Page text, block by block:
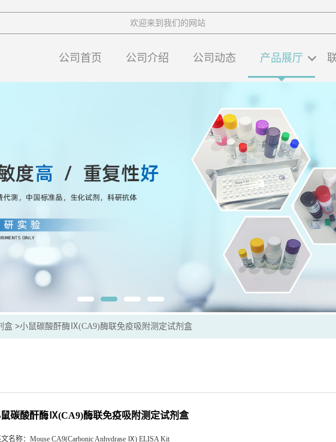
欢迎来到我们的网站
公司首页 公司介绍 公司动态 产品展厅
盒 >小鼠碳酸酐酶Ⅸ(CA9)酶联免疫吸附测定试剂盒
碳酸酐酶Ⅸ(CA9)酶联免疫吸附测定试剂盒
名称： Mouse CA9(Carbonic Anhydrase Ⅸ) ELISA Kit